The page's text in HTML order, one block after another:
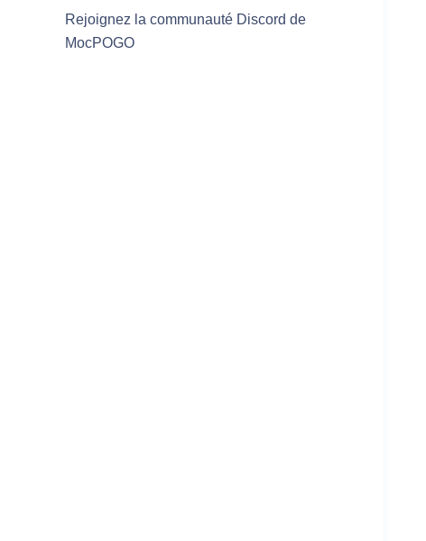
Rejoignez la communauté Discord de
MocPOGO